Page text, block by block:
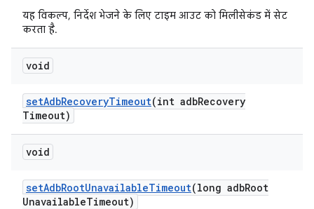
यह विकल्प, निर्देश भेजने के लिए टाइम आउट को मिलीसेकंड में सेट
करता है.
void
setAdbRecoveryTimeout(int adbRecovery
Timeout)
void
setAdbRootUnavailableTimeout(long adbRoot
UnavailableTimeout)